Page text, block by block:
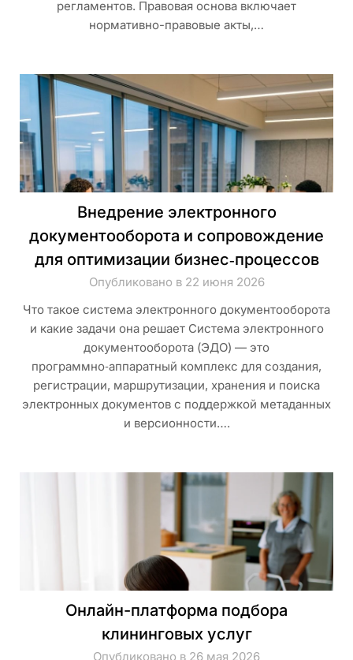
регламентов. Правовая основа включает
нормативно-правовые акты,…
Внедрение электронного
документооборота и сопровождение
для оптимизации бизнес‑процессов
Опубликовано в 22 июня 2026
Что такое система электронного документооборота
и какие задачи она решает Система электронного
документооборота (ЭДО) — это
программно‑аппаратный комплекс для создания,
регистрации, маршрутизации, хранения и поиска
электронных документов с поддержкой метаданных
и версионности….
Онлайн-платформа подбора
клининговых услуг
Опубликовано в 26 мая 2026